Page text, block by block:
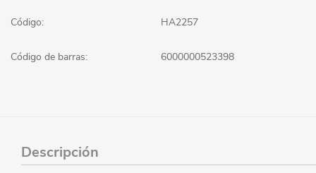
Código: HA2257
Código de barras: 6000000523398
Descripción